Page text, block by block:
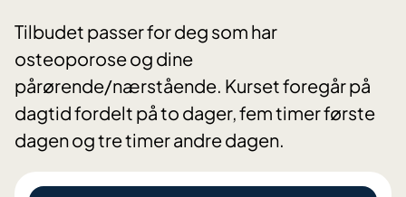
Tilbudet passer for deg som har
osteoporose og dine
pårørende/nærstående. Kurset foregår på
dagtid fordelt på to dager, fem timer første
dagen og tre timer andre dagen.